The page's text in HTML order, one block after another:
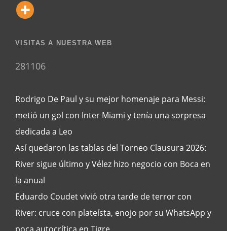
VISITAS A NUESTRA WEB
281106
Rodrigo De Paul y su mejor homenaje para Messi:
metió un gol con Inter Miami y tenía una sorpresa
dedicada a Leo
Así quedaron las tablas del Torneo Clausura 2026:
River sigue último y Vélez hizo negocio con Boca en
la anual
Eduardo Coudet vivió otra tarde de terror con
River: cruce con plateísta, enojo por su WhatsApp y